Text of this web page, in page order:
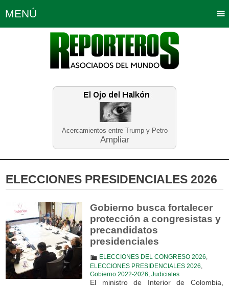
Acercamientos entre Trump y Petro
Ampliar
MENÚ
Política Opinión Bogotá
Planeta Tierra Deportes
Educación Neira
ELECCIONES PRESIDENCIALES 2026
Gobierno busca fortalecer
protección a congresistas y
precandidatos
presidenciales
ELECCIONES DEL CONGRESO 2026
ELECCIONES PRESIDENCIALES 2026
Gobierno 2022-2026 Judiciales
El ministro de Interior de Colombia,